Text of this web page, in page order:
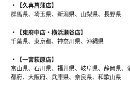
【久喜菖蒲店】
群馬県、埼玉県、新潟県、山梨県、長野県
【東府中店・横浜瀬谷店】
千葉県、東京都、神奈川県、沖縄県
【一宮萩原店】
富山県、石川県、福井県、岐阜県、静岡県
都府、大阪府、兵庫県、奈良県、和歌山県